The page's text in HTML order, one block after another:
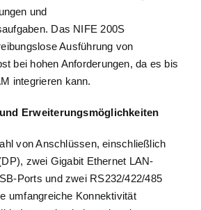
und
Das NIFE 200S
Ausführung von
bei hohen Anforderungen, da es bis
integrieren kann.
Erweiterungsmöglichkeiten
von Anschlüssen, einschließlich
zwei Gigabit Ethernet LAN-
Ports und zwei RS232/422/485
umfangreiche Konnektivität